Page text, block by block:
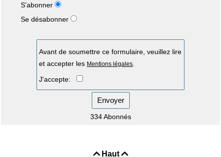
S'abonner
Se désabonner
Avant de soumettre ce formulaire, veuillez lire
et accepter les Mentions légales.
J'accepte:
Envoyer
334 Abonnés
Haut 